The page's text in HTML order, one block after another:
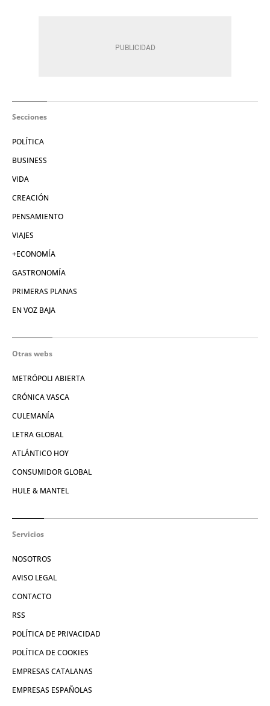
Secciones
POLÍTICA
BUSINESS
VIDA
CREACIÓN
PENSAMIENTO
VIAJES
+ECONOMÍA
GASTRONOMÍA
PRIMERAS PLANAS
EN VOZ BAJA
Otras webs
METRÓPOLI ABIERTA
CRÓNICA VASCA
CULEMANÍA
LETRA GLOBAL
ATLÁNTICO HOY
CONSUMIDOR GLOBAL
HULE & MANTEL
Servicios
NOSOTROS
AVISO LEGAL
CONTACTO
RSS
POLÍTICA DE PRIVACIDAD
POLÍTICA DE COOKIES
EMPRESAS CATALANAS
EMPRESAS ESPAÑOLAS